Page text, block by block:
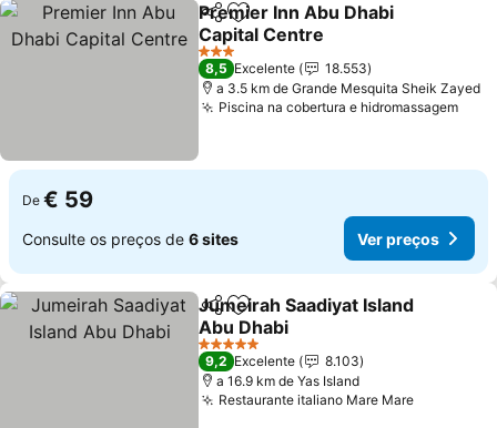
PartilharAdicionar aos favoritos
Premier Inn Abu Dhabi
Capital Centre
Ver preços
3 Estrelas
8,5 Excelente
18.553
a 3.5 km de Grande Mesquita Sheik Zayed
Piscina na cobertura e hidromassagemVer
De € 59
Consulte os preços de 6 sites Ver preços
PartilharAdicionar aos favoritos
Jumeirah Saadiyat Island
Abu Dhabi
Ver preços
5 Estrelas
9,2 Excelente
8.103
a 16.9 km de Yas Island
Restaurante italiano Mare MareVer